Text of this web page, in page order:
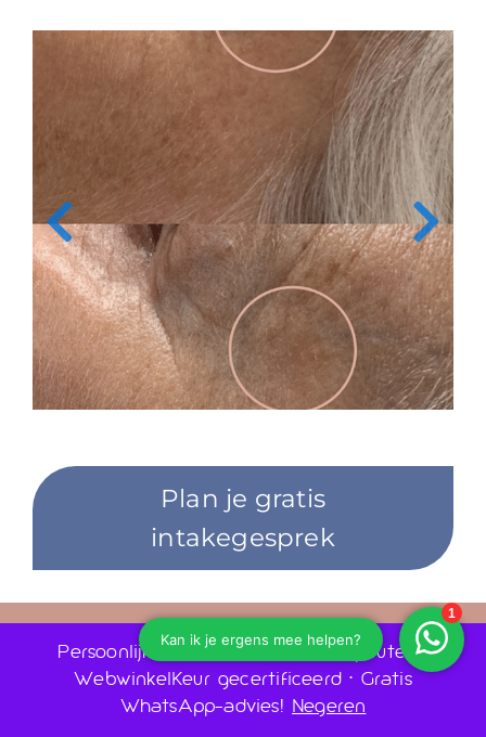
Plan je gratis
intakegesprek
0243030880
Ruime openingstijden
Persoonlijk advies door huidtherapeuten •
WebwinkelKeur gecertificeerd • Gratis
WhatsApp-advies!Negeren